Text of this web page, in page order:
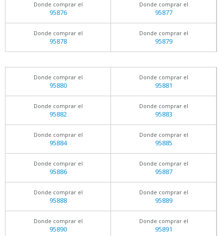
Donde comprar el
95876
Donde comprar el
95877
Donde comprar el
95878
Donde comprar el
95879
Donde comprar el
95880
Donde comprar el
95881
Donde comprar el
95882
Donde comprar el
95883
Donde comprar el
95884
Donde comprar el
95885
Donde comprar el
95886
Donde comprar el
95887
Donde comprar el
95888
Donde comprar el
95889
Donde comprar el
95890
Donde comprar el
95891